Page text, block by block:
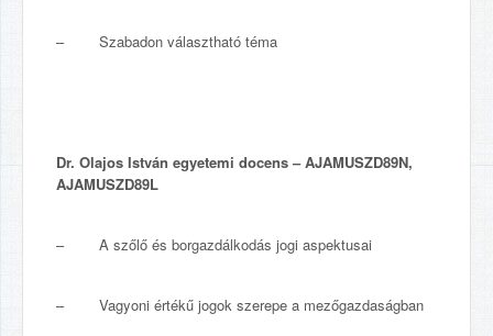
– Szabadon választható téma
Dr. Olajos István egyetemi docens – AJAMUSZD89N,
AJAMUSZD89L
– A szőlő és borgazdálkodás jogi aspektusai
– Vagyoni értékű jogok szerepe a mezőgazdaságban